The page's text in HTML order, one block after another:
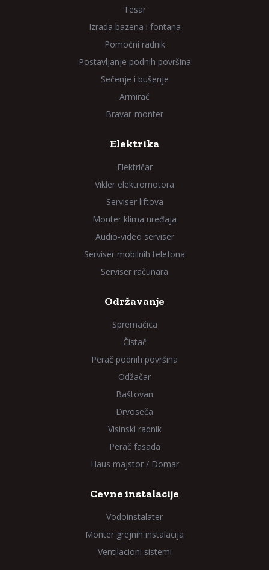
Tesar
Izrada bazena i fontana
Pomoćni radnik
Postavljanje podnih površina
Sečenje i bušenje
Armirač
Bravar-monter
Elektrika
Električar
Vikler elektromotora
Serviser liftova
Monter klima uređaja
Audio-video serviser
Serviser mobilnih telefona
Serviser računara
Održavanje
Spremačica
Čistač
Perač podnih površina
Odžačar
Baštovan
Drvoseča
Visinski radnik
Perač fasada
Haus majstor / Domar
Cevne instalacije
Vodoinstalater
Monter grejnih instalacija
Ventilacioni sistemi